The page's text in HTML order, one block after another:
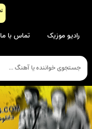
رادیو موزیک تماس با ما